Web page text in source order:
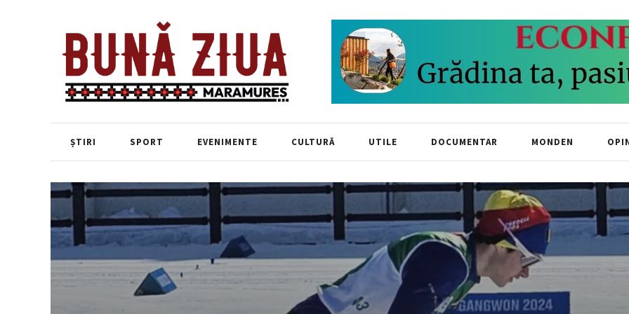
ȘTIRI SPORT EVENIMENTE CULTURĂ UTILE DOCUMENTAR MONDEN